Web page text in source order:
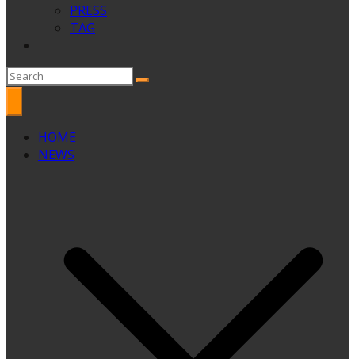
PRESS
TAG
HOME
NEWS